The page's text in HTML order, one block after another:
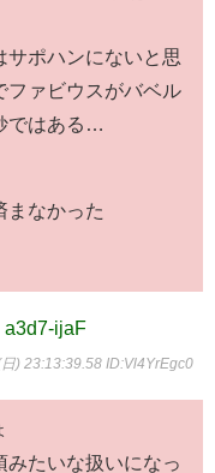
ポハンにないと思
ファビウスがバベル
ではある…
まなかった
a3d7-ijaF
日) 23:13:39.58 ID:Vl4YrEgc0
たいな扱いになっ